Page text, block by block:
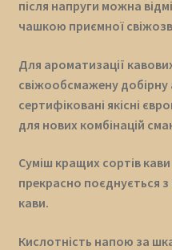
після напруги можна
чашкою приємної
Для ароматизації
свіжообсмажену добірну
сертифіковані якісні
для нових комбінацій
Суміш кращих сортів
прекрасно поєднується
кави.
Кислотність напою за